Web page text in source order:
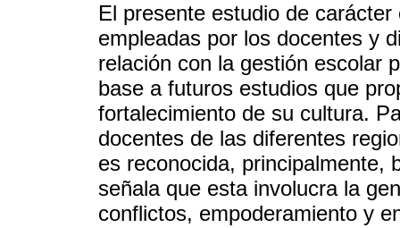
El presente estudio de
empleadas por los docentes y
relación con la gestión escolar
base a futuros estudios que
fortalecimiento de su cultura.
docentes de las diferentes
es reconocida, principalmente,
señala que esta involucra la
conflictos, empoderamiento y